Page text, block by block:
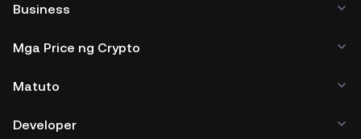
Business
Mga Price ng Crypto
Matuto
Developer